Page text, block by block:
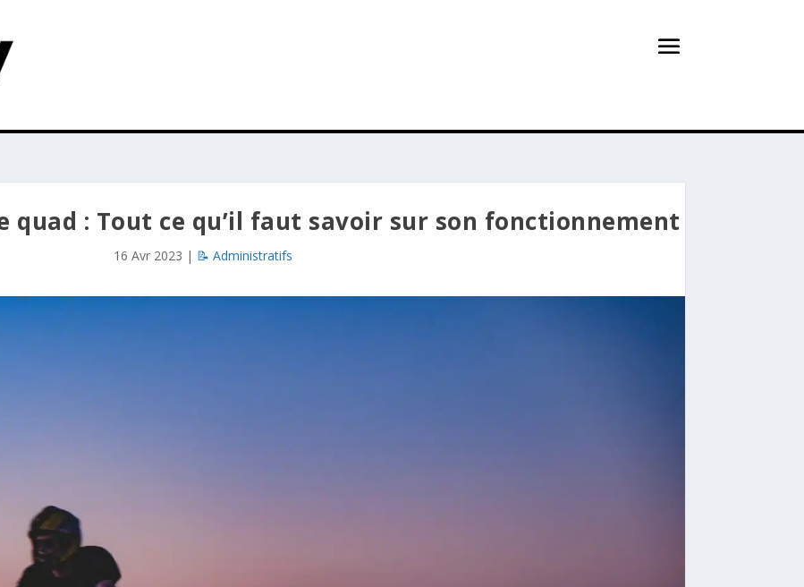
quad : Tout ce qu’il faut savoir sur son fonctionnement
16 Avr 2023 | 📝 Administratifs